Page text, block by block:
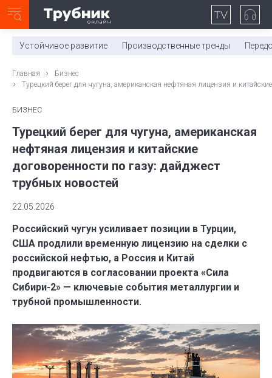
0:00/ 11:03
Устойчивое развитие Производственные тренды
Главная
Бизнес
Турецкий берег для чугуна, американская нефтяная лицензия и
БИЗНЕС
Турецкий берег для чугуна, американская
нефтяная лицензия и китайские
договоренности по газу: дайджест
трубных новостей
22.05.2026
Российский чугун усиливает позиции в Турции,
США продлили временную лицензию на сделки с
российской нефтью, а Россия и Китай
продвигаются в согласовании проекта «Сила
Сибири-2» — ключевые события металлургии и
трубной промышленности.